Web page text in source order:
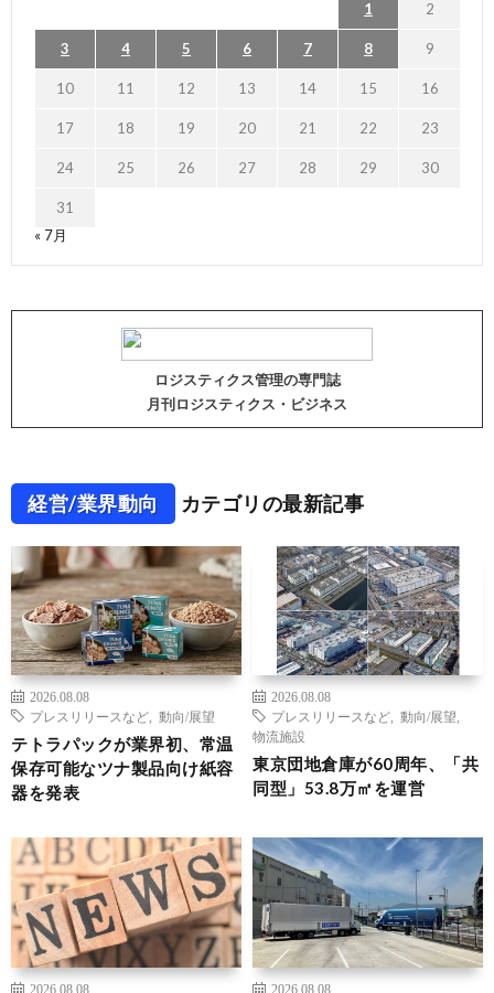
1 2
3 4 5 6 7 8 9
10 11 12 13 14 15 16
17 18 19 20 21 22 23
24 25 26 27 28 29 30
31
« 7月
ロジスティクス管理の専門誌
月刊ロジスティクス・ビジネス
経営/業界動向 カテゴリの最新記事
2026.08.08
プレスリリースなど
動向/展望
テトラパックが業界初、常温
保存可能なツナ製品向け紙容
器を発表
2026.08.08
プレスリリースなど
動向/展望
物流施設
東京団地倉庫が60周年、「共
同型」53.8万㎡を運営
2026.08.08
2026.08.08